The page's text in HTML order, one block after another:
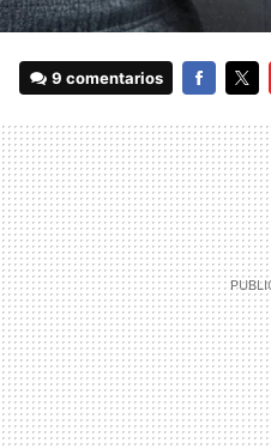
9 comentarios